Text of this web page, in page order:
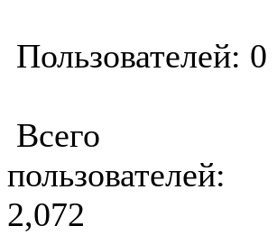
Пользователей: 0
Всего
пользователей:
2,072